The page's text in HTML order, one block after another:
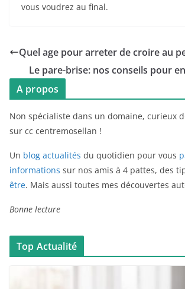
vous voudrez au final.
Quel age pour arreter de croire au
Le pare-brise: nos conseils pour
A propos
Non spécialiste dans un domaine, curieux
sur cc centremosellan !
Un blog actualités du quotidien pour vous
informations sur nos amis à 4 pattes, des
être. Mais aussi toutes mes découvertes
Bonne lecture
Top Actualité